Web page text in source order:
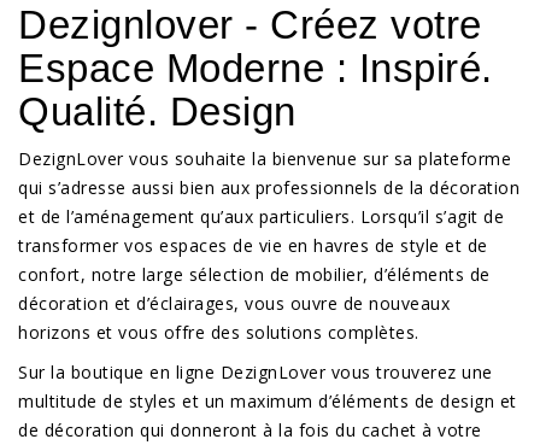
Dezignlover - Créez votre
Espace Moderne : Inspiré.
Qualité. Design
DezignLover vous souhaite la bienvenue sur sa plateforme
qui s’adresse aussi bien aux professionnels de la décoration
et de l’aménagement qu’aux particuliers. Lorsqu’il s’agit de
transformer vos espaces de vie en havres de style et de
confort, notre large sélection de mobilier, d’éléments de
décoration et d’éclairages, vous ouvre de nouveaux
horizons et vous offre des solutions complètes.
Sur la boutique en ligne DezignLover vous trouverez une
multitude de styles et un maximum d’éléments de design et
de décoration qui donneront à la fois du cachet à votre